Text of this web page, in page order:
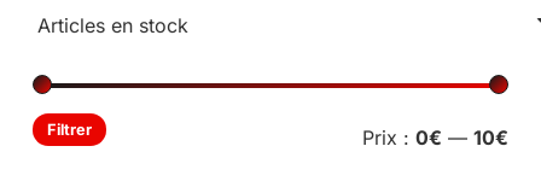
Filtrer Prix : 0€ — 10€